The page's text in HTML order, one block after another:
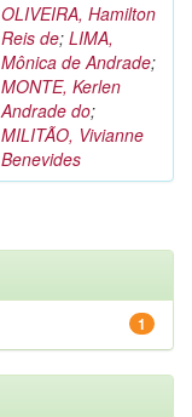
OLIVEIRA, Hamilton
Reis de; LIMA,
Mônica de Andrade;
MONTE, Kerlen
Andrade do;
MILITÃO, Vivianne
Benevides
1